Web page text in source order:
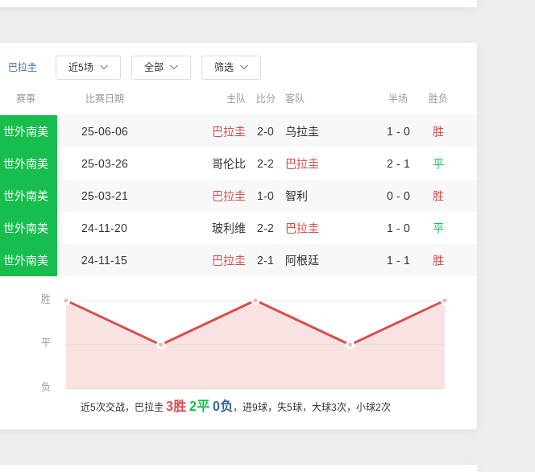
巴拉圭 近5场 全部 筛选
赛事 比赛日期 主队 比分 客队 半场 胜负
世外南美 25-06-06 巴拉圭 2-0 乌拉圭 1 - 0 胜
世外南美 25-03-26 哥伦比 2-2 巴拉圭 2 - 1 平
世外南美 25-03-21 巴拉圭 1-0 智利 0 - 0 胜
世外南美 24-11-20 玻利维 2-2 巴拉圭 1 - 0 平
世外南美 24-11-15 巴拉圭 2-1 阿根廷 1 - 1 胜
胜
平
负
近5次交战，巴拉圭 3胜 2平 0负 ，进9球，失5球，大球3次，小球2次